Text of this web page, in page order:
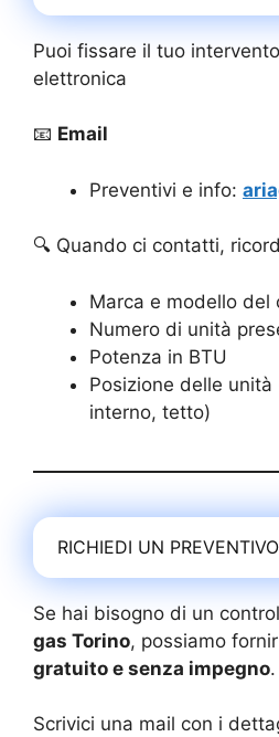
Puoi fissare il tuo
elettronica
📧 Email
Preventivi e info:
🔍 Quando ci contatti,
Marca e modello del
Numero di unità
Potenza in BTU
Posizione delle
interno, tetto)
RICHIEDI UN
Se hai bisogno di un
gas Torino, possiamo
gratuito e senza impegno.
Scrivici una mail con i